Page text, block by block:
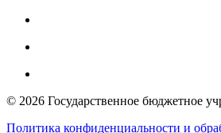
© 2026 Государственное бюджетное
Политика конфиденциальности и